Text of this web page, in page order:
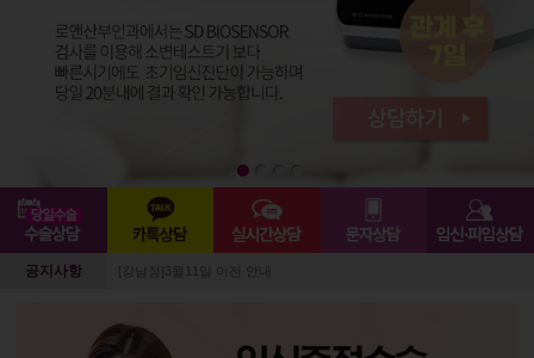
공지사항 [강남점]3월11일 이전 안내